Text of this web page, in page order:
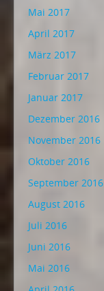
Mai 2017
April 2017
März 2017
Februar 2017
Januar 2017
Dezember 2016
November 2016
Oktober 2016
September 2016
August 2016
Juli 2016
Juni 2016
Mai 2016